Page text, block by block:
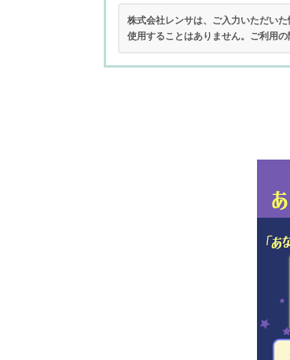
株式会社レンサは、ご入力いただい
使用することはありません。ご利用